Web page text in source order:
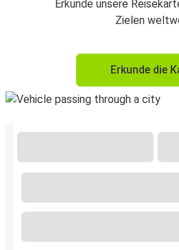
Erkunde unsere
Zielen
Erkunde die